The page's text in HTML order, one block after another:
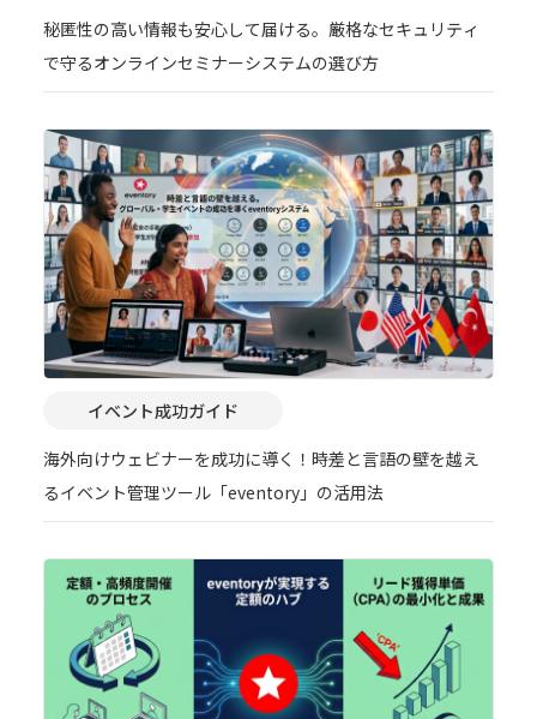
秘匿性の高い情報も安心して届ける。厳格なセキュリティ
で守るオンラインセミナーシステムの選び方
イベント成功ガイド
海外向けウェビナーを成功に導く！時差と言語の壁を越え
るイベント管理ツール「eventory」の活用法